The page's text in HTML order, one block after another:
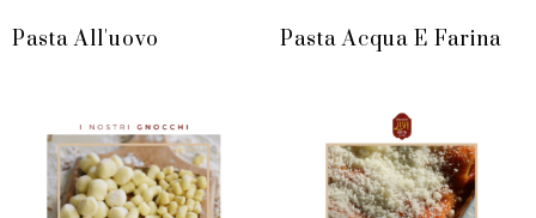
Pasta All'uovo Pasta Acqua E Farina